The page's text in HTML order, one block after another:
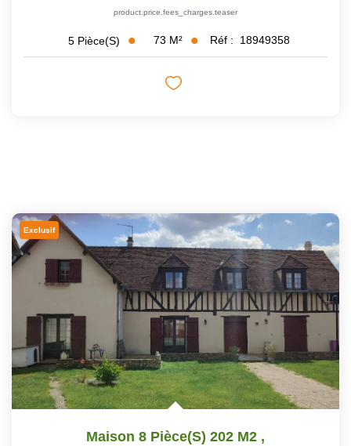
product.price.fees_charges.teaser
5 Pièce(s) 73 M² Réf : 18949358
Exclusif
Maison 8 Pièce(s) 202 M2 ,